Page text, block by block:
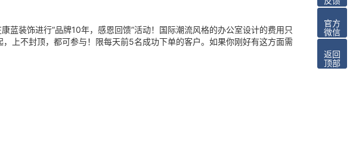
装饰进行“品牌10年，感恩回馈”活动！国际潮流风格的办公室设计的费用只
上不封顶，都可参与！限每天前5名成功下单的客户。如果你刚好有这方面需
官方
微信
返回
顶部